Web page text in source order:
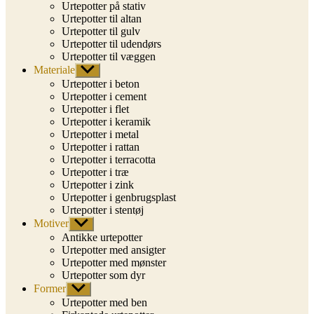
Urtepotter på stativ
Urtepotter til altan
Urtepotter til gulv
Urtepotter til udendørs
Urtepotter til væggen
Materiale Vis
undermenu
Urtepotter i beton
Urtepotter i cement
Urtepotter i flet
Urtepotter i keramik
Urtepotter i metal
Urtepotter i rattan
Urtepotter i terracotta
Urtepotter i træ
Urtepotter i zink
Urtepotter i genbrugsplast
Urtepotter i stentøj
Motiver Vis
undermenu
Antikke urtepotter
Urtepotter med ansigter
Urtepotter med mønster
Urtepotter som dyr
Former Vis
undermenu
Urtepotter med ben